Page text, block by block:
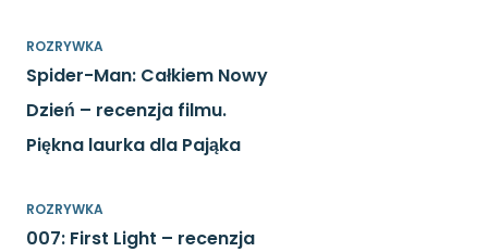
ROZRYWKA
Spider-Man: Całkiem Nowy
Dzień – recenzja filmu.
Piękna laurka dla Pająka
ROZRYWKA
007: First Light – recenzja